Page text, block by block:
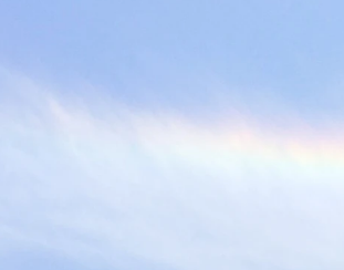
番組サポート / 予報原稿